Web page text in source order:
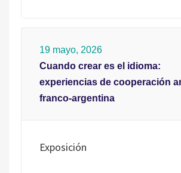
19 mayo, 2026
Cuando crear es el idioma:
experiencias de cooperación
franco-argentina
Exposición